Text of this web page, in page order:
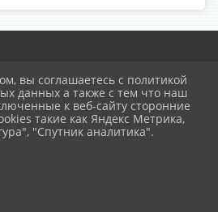
данных
вы соглашаетесь с политикой
данных а также с тем что наш
к веб-сайту сторонние
такие как Яндекс Метрика,
"Спутник аналитика".